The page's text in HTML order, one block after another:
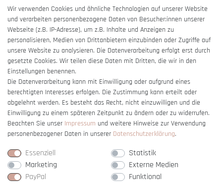
AGB
Impressum
Barrierefreiheitserklärung
Vertrag widerrufen
Wir verwenden Cookies und ähnliche Technologien auf unserer Website
und verarbeiten personenbezogene Daten von Besucher:innen unserer
Webseite (z.B. IP-Adresse), um z.B. Inhalte und Anzeigen zu
personalisieren, Medien von Drittanbietern einzubinden oder Zugriffe auf
unsere Website zu analysieren. Die Datenverarbeitung erfolgt erst durch
gesetzte Cookies. Wir teilen diese Daten mit Dritten, die wir in den
Einstellungen benennen.
Die Datenverarbeitung kann mit Einwilligung oder aufgrund eines
berechtigten Interesses erfolgen. Die Zustimmung kann erteilt oder
abgelehnt werden. Es besteht das Recht, nicht einzuwilligen und die
Einwilligung zu einem späteren Zeitpunkt zu ändern oder zu widerrufen.
Beachten Sie unser Impressum und weitere Hinweise zur Verwendung
personenbezogener Daten in unserer Daten­schutz­erklärung.
Essenziell
Statistik
Marketing
Externe Medien
PayPal
Funktional